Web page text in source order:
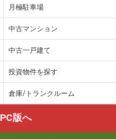
月極駐車場
中古マンション
中古一戸建て
投資物件を探す
倉庫/トランクルーム
PC版へ